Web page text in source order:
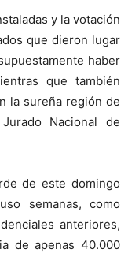
y la votación
que dieron lugar
haber
que también
la sureña región de
Nacional de
de este domingo
semanas, como
anteriores,
de apenas 40.000